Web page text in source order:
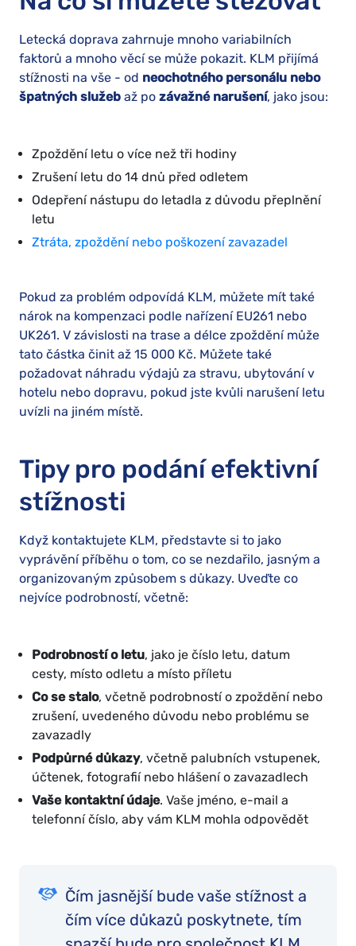
Letecká doprava zahrnuje mnoho variabilních
faktorů a mnoho věcí se může pokazit. KLM přijímá
stížnosti na vše - od neochotného personálu nebo
špatných služeb až po závažné narušení, jako jsou:
Zpoždění letu o více než tři hodiny
Zrušení letu do 14 dnů před odletem
Odepření nástupu do letadla z důvodu přeplnění
letu
Ztráta, zpoždění nebo poškození zavazadel
Pokud za problém odpovídá KLM, můžete mít také
nárok na kompenzaci podle nařízení EU261 nebo
UK261. V závislosti na trase a délce zpoždění může
tato částka činit až 15 000 Kč. Můžete také
požadovat náhradu výdajů za stravu, ubytování v
hotelu nebo dopravu, pokud jste kvůli narušení letu
uvízli na jiném místě.
Tipy pro podání efektivní
stížnosti
Když kontaktujete KLM, představte si to jako
vyprávění příběhu o tom, co se nezdařilo, jasným a
organizovaným způsobem s důkazy. Uveďte co
nejvíce podrobností, včetně:
Podrobností o letu, jako je číslo letu, datum
cesty, místo odletu a místo příletu
Co se stalo, včetně podrobností o zpoždění nebo
zrušení, uvedeného důvodu nebo problému se
zavazadly
Podpůrné důkazy, včetně palubních vstupenek,
účtenek, fotografií nebo hlášení o zavazadlech
Vaše kontaktní údaje. Vaše jméno, e-mail a
telefonní číslo, aby vám KLM mohla odpovědět
Čím jasnější bude vaše stížnost a
čím více důkazů poskytnete, tím